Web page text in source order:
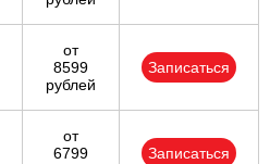
от
8599
рублей
Записаться
от
6799
Записаться